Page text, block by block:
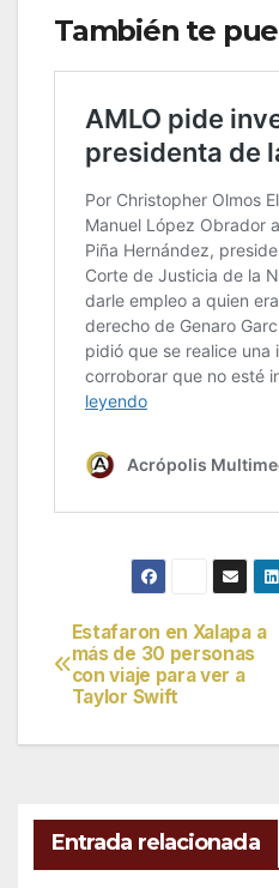
También te
Navegación
de
entradas
Estafaron en Xalapa a
más de 30 personas
con viaje para ver a
Taylor Swift
Entrada relacionada